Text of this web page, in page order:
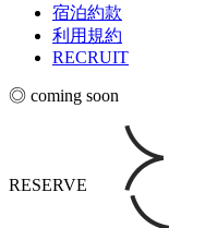
宿泊約款
利用規約
RECRUIT
◎ coming soon
RESERVE